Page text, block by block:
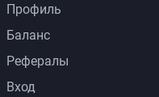
Профиль
Баланс
Рефералы
Вход